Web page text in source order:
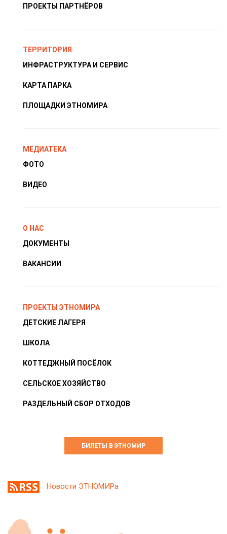
ПРОЕКТЫ ПАРТНЁРОВ
ТЕРРИТОРИЯ
ИНФРАСТРУКТУРА И СЕРВИС
КАРТА ПАРКА
ПЛОЩАДКИ ЭТНОМИРА
МЕДИАТЕКА
ФОТО
ВИДЕО
О НАС
ДОКУМЕНТЫ
ВАКАНСИИ
ПРОЕКТЫ ЭТНОМИРА
ДЕТСКИЕ ЛАГЕРЯ
ШКОЛА
КОТТЕДЖНЫЙ ПОСЁЛОК
СЕЛЬСКОЕ ХОЗЯЙСТВО
РАЗДЕЛЬНЫЙ СБОР ОТХОДОВ
БИЛЕТЫ В ЭТНОМИР
Новости ЭТНОМИРа